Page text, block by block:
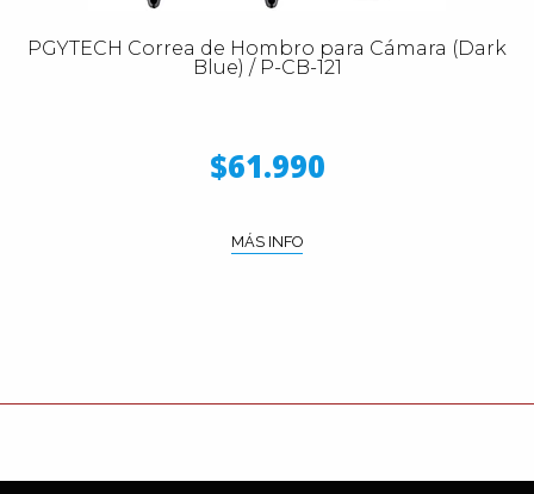
PGYTECH Correa de Hombro para Cámara (Dark
Blue) / P-CB-121
$61.990
MÁS INFO